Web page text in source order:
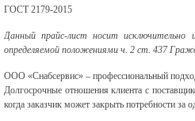
ГОСТ 2179-2015
Данный прайс-лист носит исключительно
определяемой положениями ч. 2 ст. 437
ООО «Снабсервис» – профессиональный
Долгосрочные отношения клиента с
когда заказчик может закрыть потребности за